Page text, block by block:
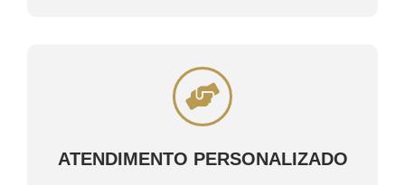
ATENDIMENTO PERSONALIZADO